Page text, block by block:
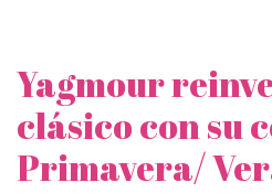
Yagmour
clásico con su
Primavera/